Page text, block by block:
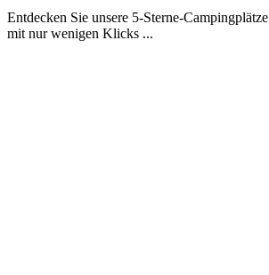
Entdecken Sie unsere 5-Sterne-Campingplätze
mit nur wenigen Klicks ...